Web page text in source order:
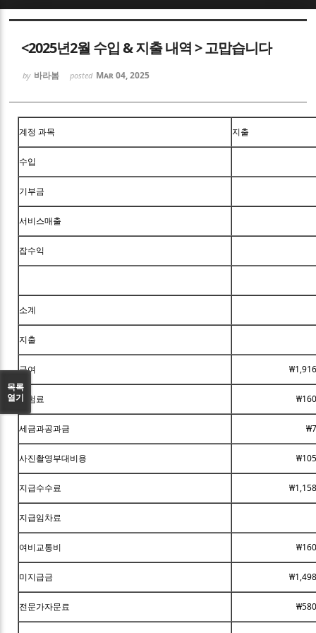
<2025년2월 수입 & 지출 내역 > 고맙습니다
by 바라봄 posted Mar 04, 2025
계정 과목 지출
수입
기부금
서비스매출
잡수익
소계
지출
급여
보험료
세금과공과금
사진촬영부대비용
지급수수료
지급임차료
여비교통비
미지급금
전문가자문료
목록
열기
Sketchbook5, 스케치북5
Sketchbook5, 스케치북5